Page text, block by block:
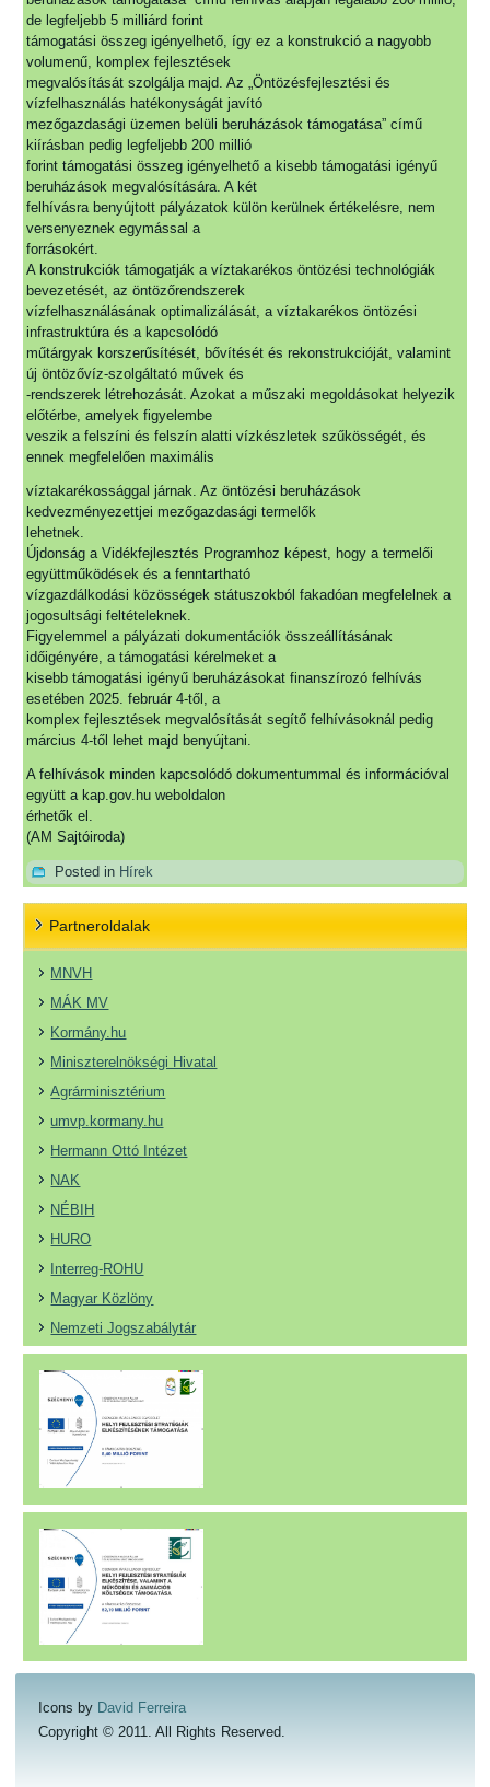
de legfeljebb 5 milliárd forint
támogatási összeg igényelhető, így ez a konstrukció a nagyobb
volumenű, komplex fejlesztések
megvalósítását szolgálja majd. Az „Öntözésfejlesztési és
vízfelhasználás hatékonyságát javító
mezőgazdasági üzemen belüli beruházások támogatása” című
kiírásban pedig legfeljebb 200 millió
forint támogatási összeg igényelhető a kisebb támogatási igényű
beruházások megvalósítására. A két
felhívásra benyújtott pályázatok külön kerülnek értékelésre, nem
versenyeznek egymással a
forrásokért.
A konstrukciók támogatják a víztakarékos öntözési technológiák
bevezetését, az öntözőrendszerek
vízfelhasználásának optimalizálását, a víztakarékos öntözési
infrastruktúra és a kapcsolódó
műtárgyak korszerűsítését, bővítését és rekonstrukcióját, valamint
új öntözővíz-szolgáltató művek és
-rendszerek létrehozását. Azokat a műszaki megoldásokat helyezik
előtérbe, amelyek figyelembe
veszik a felszíni és felszín alatti vízkészletek szűkösségét, és
ennek megfelelően maximális
víztakarékossággal járnak. Az öntözési beruházások
kedvezményezettjei mezőgazdasági termelők
lehetnek.
Újdonság a Vidékfejlesztés Programhoz képest, hogy a termelői
együttműködések és a fenntartható
vízgazdálkodási közösségek státuszokból fakadóan megfelelnek a
jogosultsági feltételeknek.
Figyelemmel a pályázati dokumentációk összeállításának
időigényére, a támogatási kérelmeket a
kisebb támogatási igényű beruházásokat finanszírozó felhívás
esetében 2025. február 4-től, a
komplex fejlesztések megvalósítását segítő felhívásoknál pedig
március 4-től lehet majd benyújtani.
A felhívások minden kapcsolódó dokumentummal és információval
együtt a kap.gov.hu weboldalon
érhetők el.
(AM Sajtóiroda)
Posted in Hírek
Partneroldalak
MNVH
MÁK MV
Kormány.hu
Miniszterelnökségi Hivatal
Agrárminisztérium
umvp.kormany.hu
Hermann Ottó Intézet
NAK
NÉBIH
HURO
Interreg-ROHU
Magyar Közlöny
Nemzeti Jogszabálytár
Icons by David Ferreira
Copyright © 2011. All Rights Reserved.